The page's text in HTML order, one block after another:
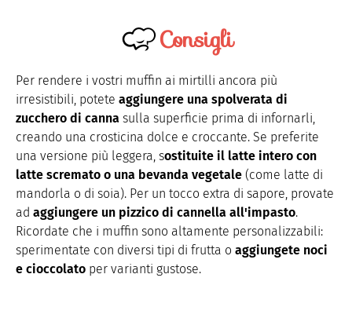
Consigli
Per rendere i vostri muffin ai mirtilli ancora più
irresistibili, potete aggiungere una spolverata di
zucchero di canna sulla superficie prima di infornarli,
creando una crosticina dolce e croccante. Se preferite
una versione più leggera, sostituite il latte intero con
latte scremato o una bevanda vegetale (come latte di
mandorla o di soia). Per un tocco extra di sapore, provate
ad aggiungere un pizzico di cannella all'impasto.
Ricordate che i muffin sono altamente personalizzabili:
sperimentate con diversi tipi di frutta o aggiungete noci
e cioccolato per varianti gustose.